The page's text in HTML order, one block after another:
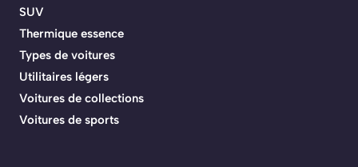
SUV
Thermique essence
Types de voitures
Utilitaires légers
Voitures de collections
Voitures de sports